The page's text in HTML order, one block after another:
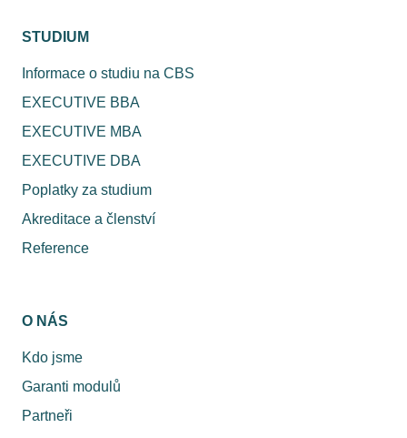
STUDIUM
Informace o studiu na CBS
EXECUTIVE BBA
EXECUTIVE MBA
EXECUTIVE DBA
Poplatky za studium
Akreditace a členství
Reference
O NÁS
Kdo jsme
Garanti modulů
Partneři